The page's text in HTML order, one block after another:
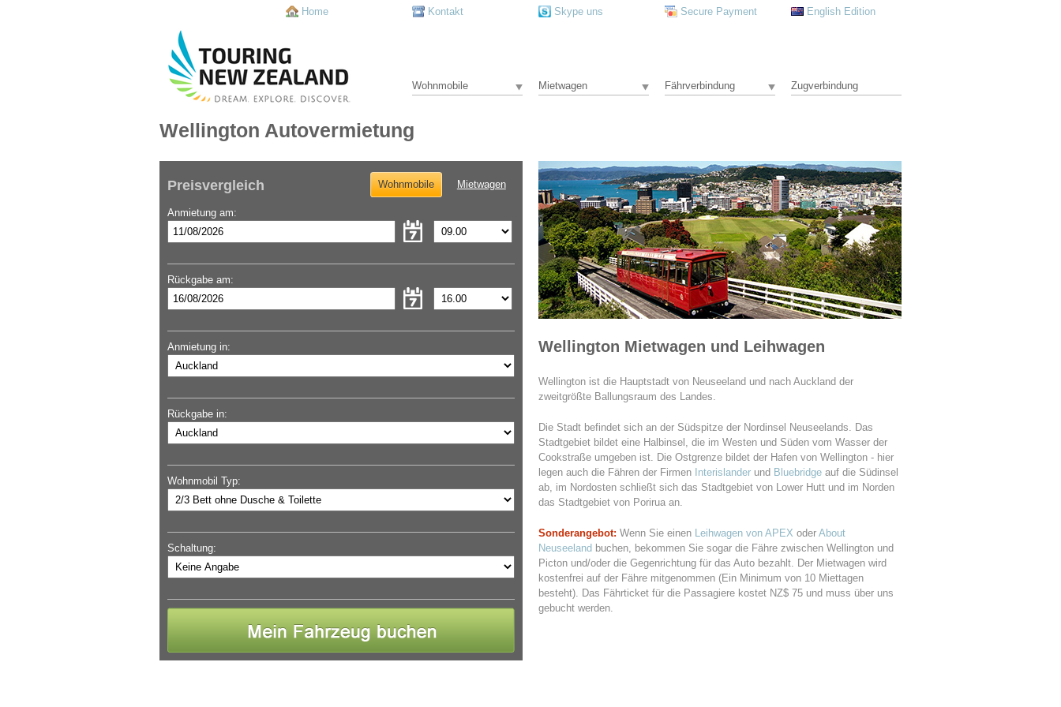
Home Kontakt Skype uns Secure Payment English Edition
Wohnmobile Mietwagen Fährverbindung Zugverbindung
Wellington Autovermietung
Preisvergleich Wohnmobile Mietwagen
Anmietung am:
Rückgabe am:
Anmietung in:
Rückgabe in:
Wohnmobil Typ:
Schaltung:
Wellington Mietwagen und Leihwagen
Wellington ist die Hauptstadt von Neuseeland und nach Auckland der
zweitgrößte Ballungsraum des Landes.
Die Stadt befindet sich an der Südspitze der Nordinsel Neuseelands. Das
Stadtgebiet bildet eine Halbinsel, die im Westen und Süden vom Wasser der
Cookstraße umgeben ist. Die Ostgrenze bildet der Hafen von Wellington - hier
legen auch die Fähren der Firmen Interislander und Bluebridge auf die Südinsel
ab, im Nordosten schließt sich das Stadtgebiet von Lower Hutt und im Norden
das Stadtgebiet von Porirua an.
Sonderangebot: Wenn Sie einen Leihwagen von APEX oder About
Neuseeland buchen, bekommen Sie sogar die Fähre zwischen Wellington und
Picton und/oder die Gegenrichtung für das Auto bezahlt. Der Mietwagen wird
kostenfrei auf der Fähre mitgenommen (Ein Minimum von 10 Miettagen
besteht). Das Fährticket für die Passagiere kostet NZ$ 75 und muss über uns
gebucht werden.